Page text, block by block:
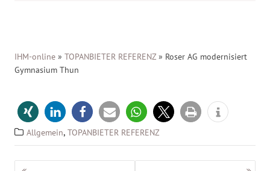
IHM-online »TOPANBIETER REFERENZ » Roser AG modernisiert
Gymnasium Thun
Allgemein,TOPANBIETER REFERENZ